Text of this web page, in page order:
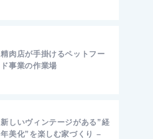
精肉店が手掛けるペットフー
ド事業の作業場
新しいヴィンテージがある”経
年美化”を楽しむ家づくり –